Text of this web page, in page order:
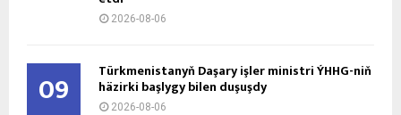
2026-08-06
09 Türkmenistanyň Daşary işler ministri ÝHHG-niň
häzirki başlygy bilen duşuşdy
2026-08-06